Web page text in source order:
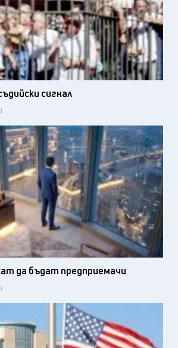
сигнал
да бъдат предприемачи